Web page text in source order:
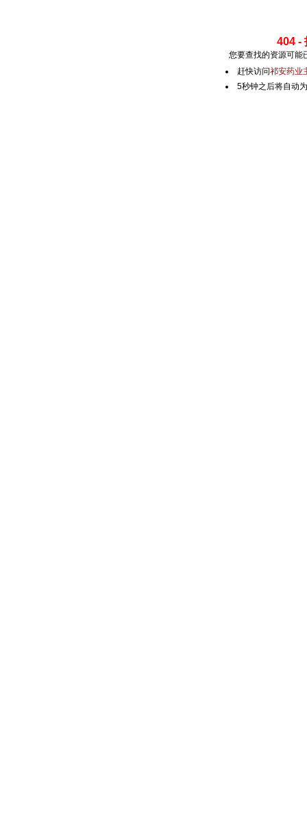
404 -
您要查找的资源可能
赶快访问祁安药业
5秒钟之后将自动